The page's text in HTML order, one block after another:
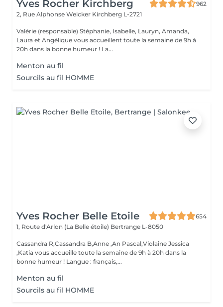
Yves Rocher Kirchberg
962
2, Rue Alphonse Weicker Kirchberg L-2721
Valérie (responsable) Stéphanie, Isabelle, Lauryn, Amanda,
Laura et Angélique vous accueillent toute la semaine de 9h à
20h dans la bonne humeur ! La...
Menton au fil
Sourcils au fil HOMME
Yves Rocher Belle Etoile
654
1, Route d'Arlon (La Belle étoile) Bertrange L-8050
Cassandra R,Cassandra B,Anne ,An Pascal,Violaine Jessica
,Katia vous accueille toute la semaine de 9h à 20h dans la
bonne humeur ! Langue : français,...
Menton au fil
Sourcils au fil HOMME